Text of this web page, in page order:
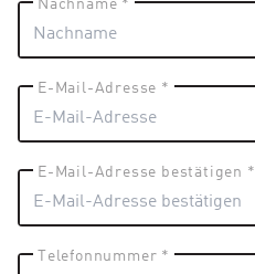
Nachname *
E-Mail-Adresse *
E-Mail-Adresse bestätigen *
Telefonnummer *